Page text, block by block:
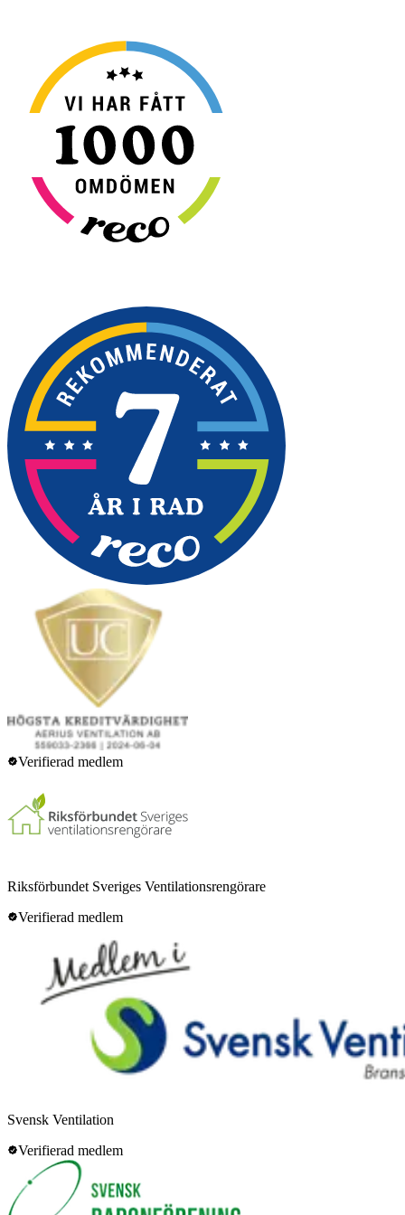
Verifierad medlem
Riksförbundet Sveriges Ventilationsrengörare
Verifierad medlem
Svensk Ventilation
Verifierad medlem